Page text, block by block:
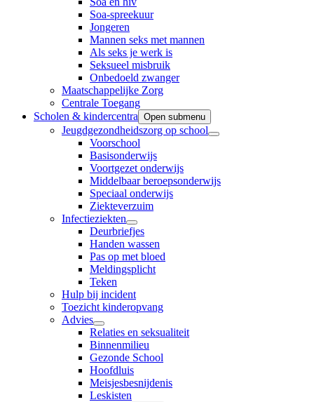
Soa-spreekuur
Jongeren
Mannen seks met mannen
Als seks je werk is
Seksueel misbruik
Onbedoeld zwanger
Maatschappelijke Zorg
Centrale Toegang
Scholen & kindercentra Open submenu
Jeugdgezondheidszorg op school
Voorschool
Basisonderwijs
Voortgezet onderwijs
Middelbaar beroepsonderwijs
Speciaal onderwijs
Ziekteverzuim
Infectieziekten
Deurbriefjes
Handen wassen
Pas op met bloed
Meldingsplicht
Teken
Hulp bij incident
Toezicht kinderopvang
Advies
Relaties en seksualiteit
Binnenmilieu
Gezonde School
Hoofdluis
Meisjesbesnijdenis
Leskisten